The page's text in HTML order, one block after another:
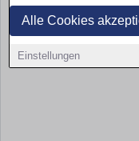
Alle Cookies
Einstellungen